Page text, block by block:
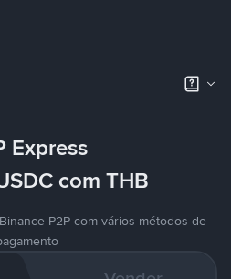
Express
com THB
P2P com vários métodos de